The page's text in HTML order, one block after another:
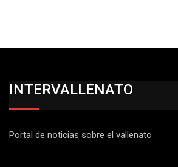
INTERVALLENATO
Portal de noticias sobre el vallenato